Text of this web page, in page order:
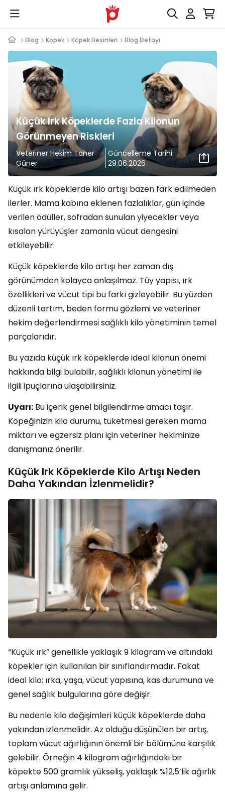
Blog Köpek Köpek Besinleri Blog Detayı
Küçük Irk Köpeklerde Fazla Kilonun
Görünmeyen Riskleri
Veteriner Hekim Taner
Güner
Güncelleme Tarihi:
29.06.2026
Küçük ırk köpeklerde kilo artışı bazen fark edilmeden
ilerler. Mama kabına eklenen fazlalıklar, gün içinde
verilen ödüller, sofradan sunulan yiyecekler veya
kısalan yürüyüşler zamanla vücut dengesini
etkileyebilir.
Küçük köpeklerde kilo artışı her zaman dış
görünümden kolayca anlaşılmaz. Tüy yapısı, ırk
özellikleri ve vücut tipi bu farkı gizleyebilir. Bu yüzden
düzenli tartım, beden formu gözlemi ve veteriner
hekim değerlendirmesi sağlıklı kilo yönetiminin temel
parçalarıdır.
Bu yazıda küçük ırk köpeklerde ideal kilonun önemi
hakkında bilgi bulabilir, sağlıklı kilonun yönetimi ile
ilgili ipuçlarına ulaşabilirsiniz.
Uyarı: Bu içerik genel bilgilendirme amacı taşır.
Köpeğinizin kilo durumu, tüketmesi gereken mama
miktarı ve egzersiz planı için veteriner hekiminize
danışmanız önerilir.
Küçük Irk Köpeklerde Kilo Artışı Neden
Daha Yakından İzlenmelidir?
“Küçük ırk” genellikle yaklaşık 9 kilogram ve altındaki
köpekler için kullanılan bir sınıflandırmadır. Fakat
ideal kilo; ırka, yaşa, vücut yapısına, kas durumuna ve
genel sağlık bulgularına göre değişir.
Bu nedenle kilo değişimleri küçük köpeklerde daha
yakından izlenmelidir. Az olduğu düşünülen bir artış,
toplam vücut ağırlığının önemli bir bölümüne karşılık
gelebilir. Örneğin 4 kilogram ağırlığındaki bir
köpekte 500 gramlık yükseliş, yaklaşık %12,5’lik ağırlık
artışı anlamına gelir.